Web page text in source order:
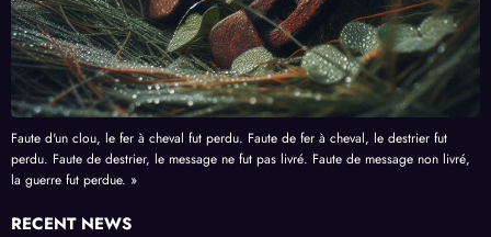
Faute d'un clou, le fer à cheval fut perdu. Faute de fer à cheval, le destrier fut
perdu. Faute de destrier, le message ne fut pas livré. Faute de message non livré,
la guerre fut perdue. »
RECENT NEWS